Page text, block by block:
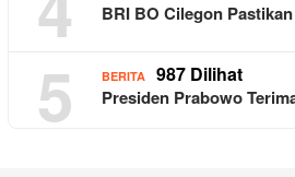
BRI BO Cilegon
5 BERITA 987 Dilihat
Presiden Prabowo